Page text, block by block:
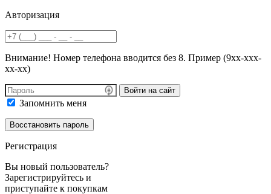
Авторизация
Внимание! Номер телефона вводится без 8. Пример (9хх-ххх-
хх-хх)
Войти на сайт
Запомнить меня
Регистрация
Вы новый пользователь?
Зарегистрируйтесь и
приступайте к покупкам